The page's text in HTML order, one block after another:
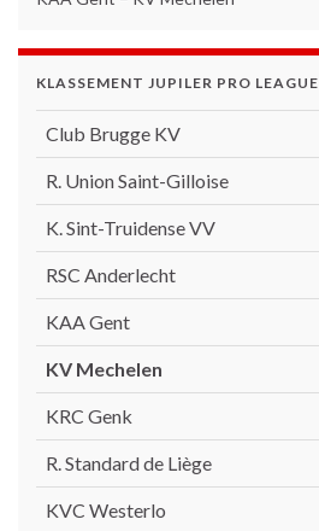
KLASSEMENT JUPILER PRO LEAGUE
Club Brugge KV
R. Union Saint-Gilloise
K. Sint-Truidense VV
RSC Anderlecht
KAA Gent
KV Mechelen
KRC Genk
R. Standard de Liège
KVC Westerlo